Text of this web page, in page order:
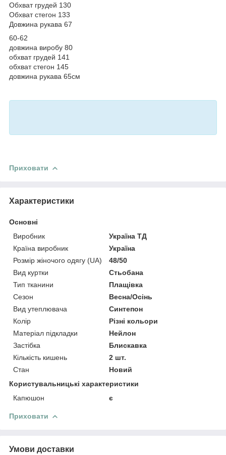
Обхват грудей 130
Обхват стегон 133
Довжина рукава 67
60-62
довжина виробу 80
обхват грудей 141
обхват стегон 145
довжина рукава 65см
Приховати
Характеристики
Основні
Виробник
Україна ТД
Країна виробник
Україна
Розмір жіночого одягу (UA)
48/50
Вид куртки
Стьобана
Тип тканини
Плащівка
Сезон
Весна/Осінь
Вид утеплювача
Синтепон
Колір
Різні кольори
Матеріал підкладки
Нейлон
Застібка
Блискавка
Кількість кишень
2 шт.
Стан
Новий
Користувальницькі характеристики
Капюшон
є
Приховати
Умови доставки